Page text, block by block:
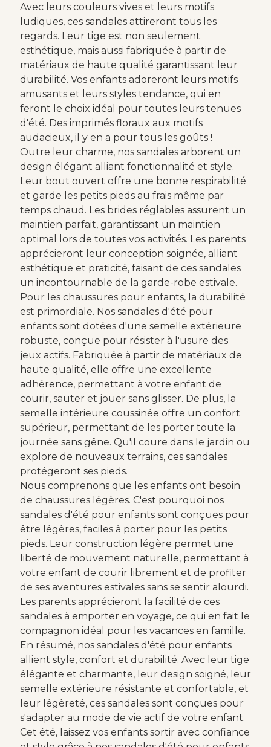
Avec leurs couleurs vives et leurs motifs
ludiques, ces sandales attireront tous les
regards. Leur tige est non seulement
esthétique, mais aussi fabriquée à partir de
matériaux de haute qualité garantissant leur
durabilité. Vos enfants adoreront leurs motifs
amusants et leurs styles tendance, qui en
feront le choix idéal pour toutes leurs tenues
d'été. Des imprimés floraux aux motifs
audacieux, il y en a pour tous les goûts !
Outre leur charme, nos sandales arborent un
design élégant alliant fonctionnalité et style.
Leur bout ouvert offre une bonne respirabilité
et garde les petits pieds au frais même par
temps chaud. Les brides réglables assurent un
maintien parfait, garantissant un maintien
optimal lors de toutes vos activités. Les parents
apprécieront leur conception soignée, alliant
esthétique et praticité, faisant de ces sandales
un incontournable de la garde-robe estivale.
Pour les chaussures pour enfants, la durabilité
est primordiale. Nos sandales d'été pour
enfants sont dotées d'une semelle extérieure
robuste, conçue pour résister à l'usure des
jeux actifs. Fabriquée à partir de matériaux de
haute qualité, elle offre une excellente
adhérence, permettant à votre enfant de
courir, sauter et jouer sans glisser. De plus, la
semelle intérieure coussinée offre un confort
supérieur, permettant de les porter toute la
journée sans gêne. Qu'il coure dans le jardin ou
explore de nouveaux terrains, ces sandales
protégeront ses pieds.
Nous comprenons que les enfants ont besoin
de chaussures légères. C'est pourquoi nos
sandales d'été pour enfants sont conçues pour
être légères, faciles à porter pour les petits
pieds. Leur construction légère permet une
liberté de mouvement naturelle, permettant à
votre enfant de courir librement et de profiter
de ses aventures estivales sans se sentir alourdi.
Les parents apprécieront la facilité de ces
sandales à emporter en voyage, ce qui en fait le
compagnon idéal pour les vacances en famille.
En résumé, nos sandales d'été pour enfants
allient style, confort et durabilité. Avec leur tige
élégante et charmante, leur design soigné, leur
semelle extérieure résistante et confortable, et
leur légèreté, ces sandales sont conçues pour
s'adapter au mode de vie actif de votre enfant.
Cet été, laissez vos enfants sortir avec confiance